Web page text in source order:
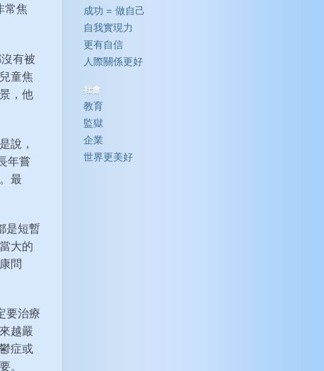
常焦
有被
童焦
，他
說，
年嘗
最
是短暫
大的
問
要治療
越嚴
症或
。
成功 = 做自己
自我實現力
更有自信
人際關係更好
社會
教育
監獄
企業
世界更美好